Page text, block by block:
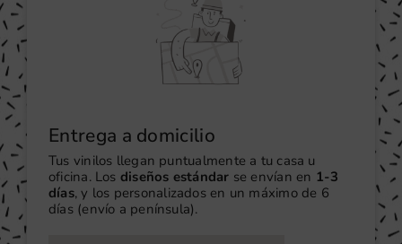
Entrega a domicilio
Tus vinilos llegan puntualmente a tu casa u
oficina. Los diseños estándar se envían en 1-3
días, y los personalizados en un máximo de 6
días (envío a península).